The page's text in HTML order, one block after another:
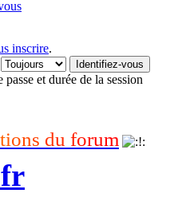
inscrire.
et durée de la session
tions du forum